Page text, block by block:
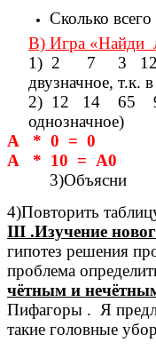
Сколько
В) Игра
1) 2 7 3 12 1
двузначное, т.к.
2) 12 14 65
однозначное)
А * 0 = 0
А * 10 = А0
3)Объясни
4)Повторить
III .Изучение
гипотез решения
проблема
чётным и
Пифагоры . Я
такие головные